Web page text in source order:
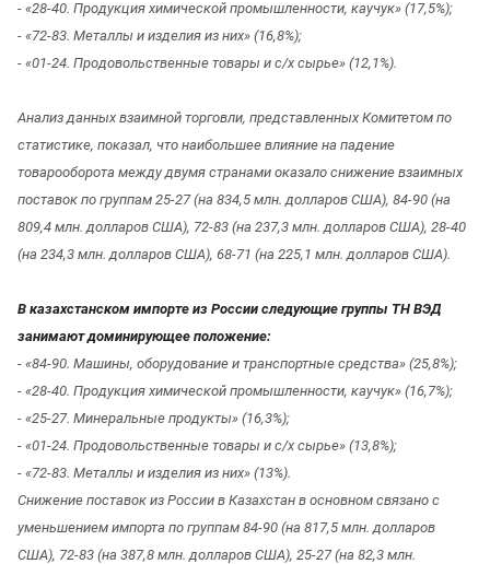
- «28-40. Продукция химической промышленности, каучук» (17,5%);
- «72-83. Металлы и изделия из них» (16,8%);
- «01-24. Продовольственные товары и с/х сырье» (12,1%).
Анализ данных взаимной торговли, представленных Комитетом по
статистике, показал, что наибольшее влияние на падение
товарооборота между двумя странами оказало снижение взаимных
поставок по группам 25-27 (на 834,5 млн. долларов США), 84-90 (на
809,4 млн. долларов США), 72-83 (на 237,3 млн. долларов США), 28-40
(на 234,3 млн. долларов США), 68-71 (на 225,1 млн. долларов США).
В казахстанском импорте из России следующие группы ТН ВЭД
занимают доминирующее положение:
- «84-90. Машины, оборудование и транспортные средства» (25,8%);
- «28-40. Продукция химической промышленности, каучук» (16,7%);
- «25-27. Минеральные продукты» (16,3%);
- «01-24. Продовольственные товары и с/х сырье» (13,8%);
- «72-83. Металлы и изделия из них» (13%).
Снижение поставок из России в Казахстан в основном связано с
уменьшением импорта по группам 84-90 (на 817,5 млн. долларов
США), 72-83 (на 387,8 млн. долларов США), 25-27 (на 82,3 млн.